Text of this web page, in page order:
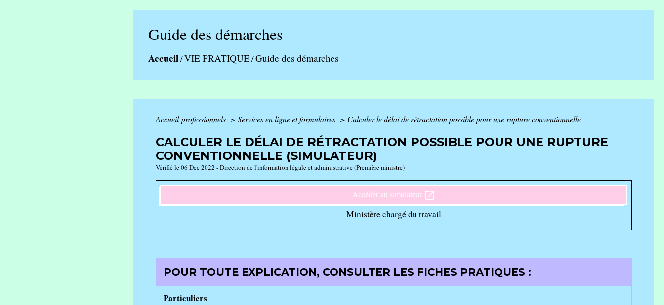
Guide des démarches
Accueil/VIE PRATIQUE/Guide des démarches
Accueil professionnels > Services en ligne et formulaires > Calculer le délai de rétractation possible pour une rupture conventionnelle
CALCULER LE DÉLAI DE RÉTRACTATION POSSIBLE POUR UNE RUPTURE
CONVENTIONNELLE (SIMULATEUR)
Vérifié le 06 Dec 2022 - Direction de l'information légale et administrative (Première ministre)
Accéder au simulateur open_in_new
Ministère chargé du travail
POUR TOUTE EXPLICATION, CONSULTER LES FICHES PRATIQUES :
Particuliers